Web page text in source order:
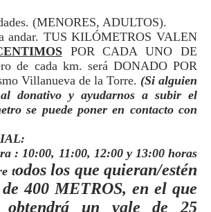
(MENORES, ADULTOS).
andar. TUS KILÓMETROS VALEN
POR CADA UNO DE
de cada km. será DONADO POR
Villanueva de la Torre. (Si alguien
donativo y ayudarnos a subir el
se puede poner en contacto con
: 10:00, 11:00, 12:00 y 13:00 horas
todos los que quieran/estén
400 METROS, en el que
obtendrá un vale de 25